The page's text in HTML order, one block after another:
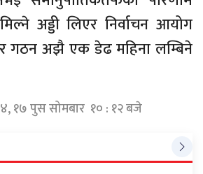
अड्डी लिएर निर्वाचन आयोग
गठन अझै एक डेढ महिना लम्बिने
१७ पुस सोमबार १० : १२ बजे